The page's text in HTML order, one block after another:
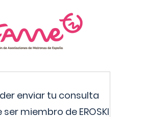
enviar tu consulta
miembro de EROSKI